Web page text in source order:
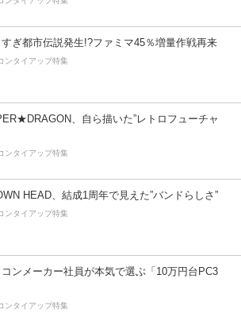
ぎ都市伝説発生!?ファミマ45％増量作戦再来
ンタイアップ特集
、自ら描いた”レトロフューチャ
ンタイアップ特集
HEAD、結成1周年で見えた”バンドらしさ”
ンタイアップ特集
ンメーカー社員が本気で選ぶ「10万円台PC3
ンタイアップ特集